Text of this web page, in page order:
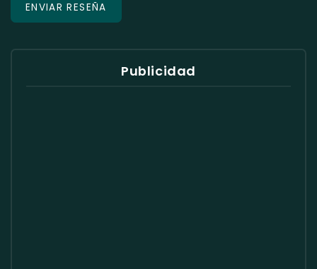
Publicidad